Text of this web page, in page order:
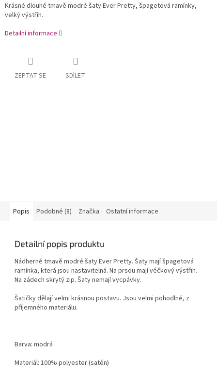
Krásné dlouhé tmavě modré šaty Ever Pretty, špagetová ramínky,
velký výstřih.
Detailní informace
ZEPTAT SE SDÍLET
Popis Podobné (8) Značka Ostatní informace
Detailní popis produktu
Nádherné tmavě modré šaty Ever Pretty. Šaty mají špagetová
ramínka, která jsou nastavitelná. Na prsou mají véčkový výstřih.
Na zádech skrytý zip. Šaty nemají vycpávky.
Šatičky dělají velmi krásnou postavu. Jsou velmi pohodlné, z
příjemného materiálu.
Barva: modrá
Materiál: 100% polyester (satén)